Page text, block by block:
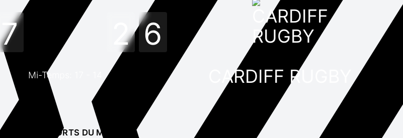
7 2 6
CARDIFF RUGBY
Mi-Temps: 17 - 14
TEMPS FORTS DU MATCH